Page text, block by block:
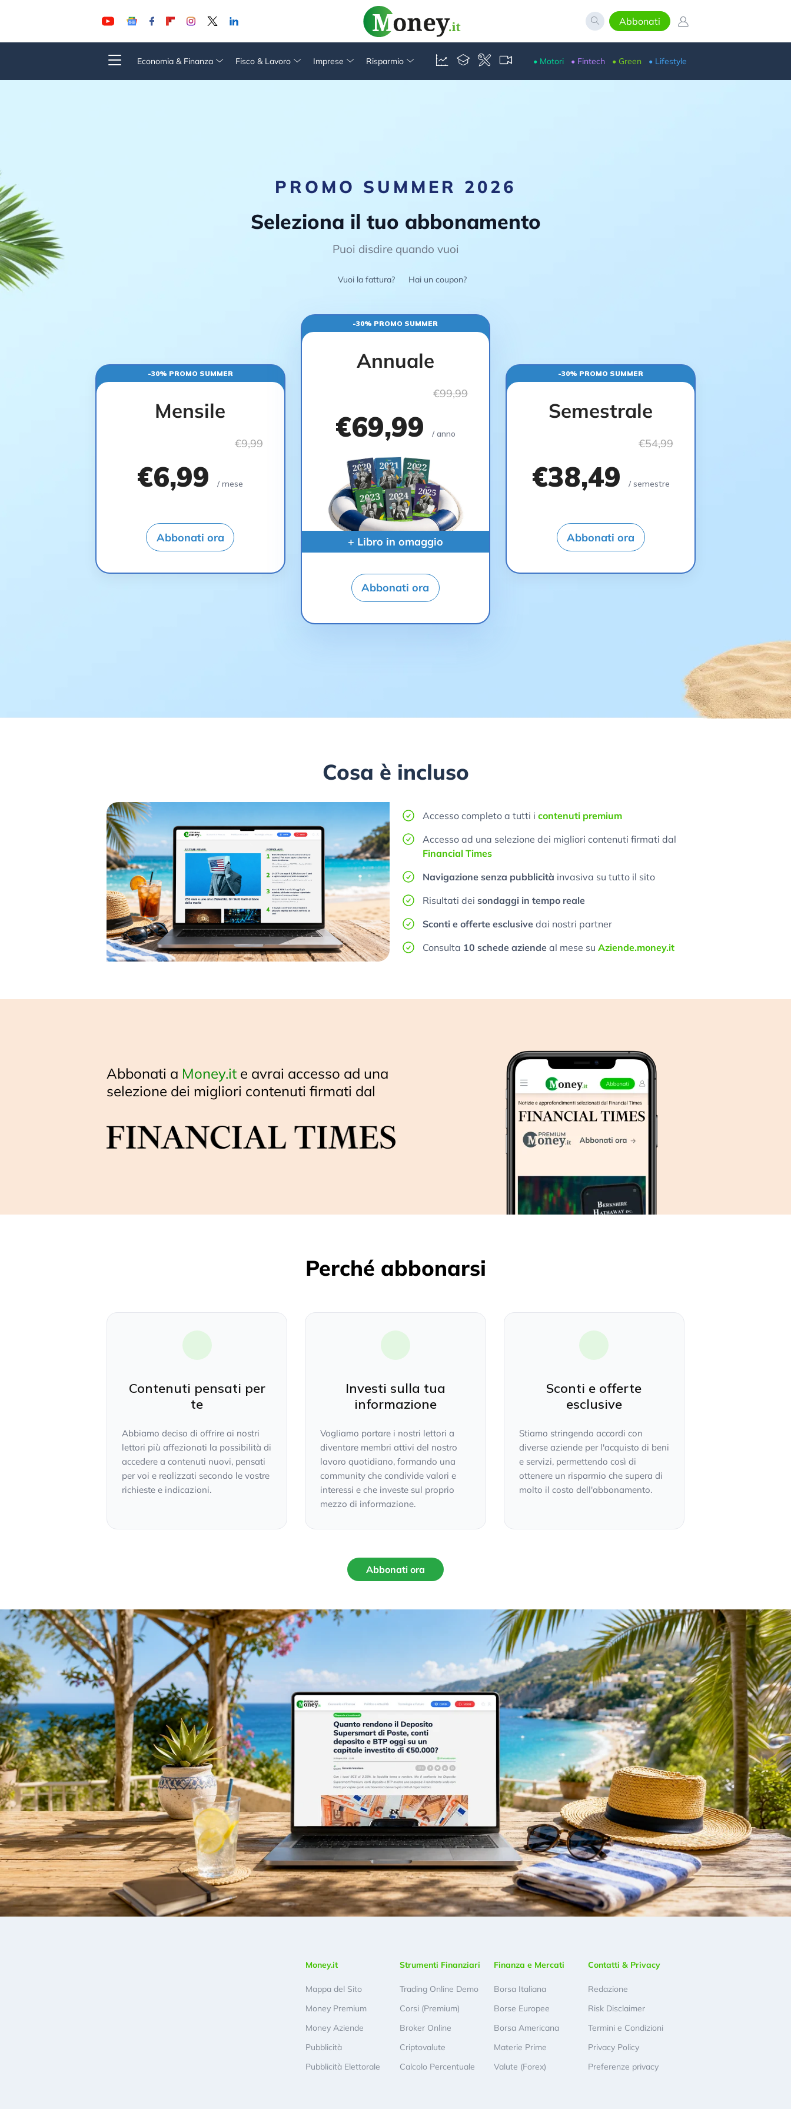
Abbonati
Economia & Finanza Fisco & Lavoro Imprese Risparmio • Motori • Fintech • Green • Lifestyle
PROMO SUMMER 2026
Seleziona il tuo abbonamento
Puoi disdire quando vuoi
Vuoi la fattura? Hai un coupon?
-30% PROMO SUMMER
Mensile
€9,99
€6,99/ mese
Abbonati ora
-30% PROMO SUMMER
Annuale
€99,99
€69,99 / anno
+ Libro in omaggio
Abbonati ora
-30% PROMO SUMMER
Semestrale
€54,99
€38,49 / semestre
Abbonati ora
Cosa è incluso
Accesso completo a tutti i contenuti premium
Accesso ad una selezione dei migliori contenuti firmati dal
Financial Times
Navigazione senza pubblicità invasiva su tutto il sito
Risultati dei sondaggi in tempo reale
Sconti e offerte esclusive dai nostri partner
Consulta 10 schede aziende al mese su Aziende.money.it
Abbonati a Money.it e avrai accesso ad una
selezione dei migliori contenuti firmati dal
Perché abbonarsi
Contenuti pensati per
te
Abbiamo deciso di offrire ai nostri
lettori più affezionati la possibilità di
accedere a contenuti nuovi, pensati
per voi e realizzati secondo le vostre
richieste e indicazioni.
Investi sulla tua
informazione
Vogliamo portare i nostri lettori a
diventare membri attivi del nostro
lavoro quotidiano, formando una
community che condivide valori e
interessi e che investe sul proprio
mezzo di informazione.
Sconti e offerte
esclusive
Stiamo stringendo accordi con
diverse aziende per l'acquisto di beni
e servizi, permettendo così di
ottenere un risparmio che supera di
molto il costo dell'abbonamento.
Abbonati ora
Money.it
Mappa del Sito
Money Premium
Money Aziende
Pubblicità
Pubblicità Elettorale
Strumenti Finanziari
Trading Online Demo
Corsi (Premium)
Broker Online
Criptovalute
Calcolo Percentuale
Finanza e Mercati
Borsa Italiana
Borse Europee
Borsa Americana
Materie Prime
Valute (Forex)
Contatti & Privacy
Redazione
Risk Disclaimer
Termini e Condizioni
Privacy Policy
Preferenze privacy